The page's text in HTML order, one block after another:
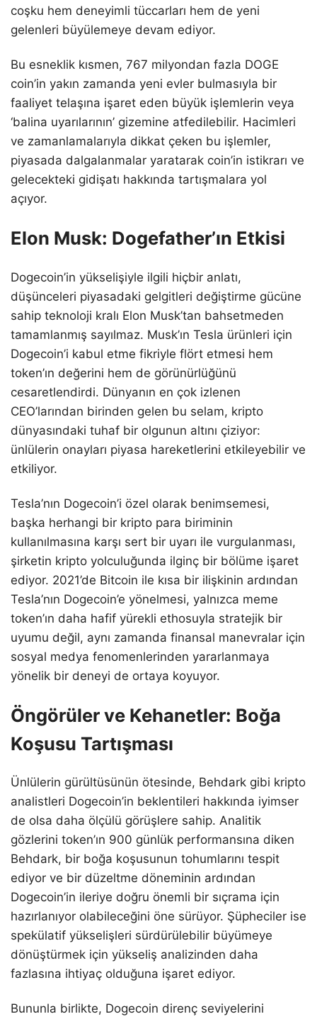
coşku hem deneyimli tüccarları hem de yeni
gelenleri büyülemeye devam ediyor.
Bu esneklik kısmen, 767 milyondan fazla DOGE
coin’in yakın zamanda yeni evler bulmasıyla bir
faaliyet telaşına işaret eden büyük işlemlerin veya
‘balina uyarılarının’ gizemine atfedilebilir. Hacimleri
ve zamanlamalarıyla dikkat çeken bu işlemler,
piyasada dalgalanmalar yaratarak coin’in istikrarı ve
gelecekteki gidişatı hakkında tartışmalara yol
açıyor.
Elon Musk: Dogefather’ın Etkisi
Dogecoin’in yükselişiyle ilgili hiçbir anlatı,
düşünceleri piyasadaki gelgitleri değiştirme gücüne
sahip teknoloji kralı Elon Musk’tan bahsetmeden
tamamlanmış sayılmaz. Musk’ın Tesla ürünleri için
Dogecoin’i kabul etme fikriyle flört etmesi hem
token’ın değerini hem de görünürlüğünü
cesaretlendirdi. Dünyanın en çok izlenen
CEO’larından birinden gelen bu selam, kripto
dünyasındaki tuhaf bir olgunun altını çiziyor:
ünlülerin onayları piyasa hareketlerini etkileyebilir ve
etkiliyor.
Tesla’nın Dogecoin’i özel olarak benimsemesi,
başka herhangi bir kripto para biriminin
kullanılmasına karşı sert bir uyarı ile vurgulanması,
şirketin kripto yolculuğunda ilginç bir bölüme işaret
ediyor. 2021’de Bitcoin ile kısa bir ilişkinin ardından
Tesla’nın Dogecoin’e yönelmesi, yalnızca meme
token’ın daha hafif yürekli ethosuyla stratejik bir
uyumu değil, aynı zamanda finansal manevralar için
sosyal medya fenomenlerinden yararlanmaya
yönelik bir deneyi de ortaya koyuyor.
Öngörüler ve Kehanetler: Boğa
Koşusu Tartışması
Ünlülerin gürültüsünün ötesinde, Behdark gibi kripto
analistleri Dogecoin’in beklentileri hakkında iyimser
de olsa daha ölçülü görüşlere sahip. Analitik
gözlerini token’ın 900 günlük performansına diken
Behdark, bir boğa koşusunun tohumlarını tespit
ediyor ve bir düzeltme döneminin ardından
Dogecoin’in ileriye doğru önemli bir sıçrama için
hazırlanıyor olabileceğini öne sürüyor. Şüpheciler ise
spekülatif yükselişleri sürdürülebilir büyümeye
dönüştürmek için yükseliş analizinden daha
fazlasına ihtiyaç olduğuna işaret ediyor.
Bununla birlikte, Dogecoin direnç seviyelerini